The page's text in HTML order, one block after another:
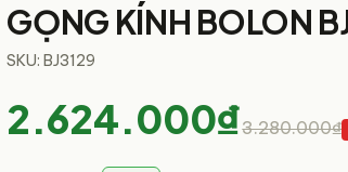
GỌNG KÍNH BOLON
SKU:BJ3129
2.624.000₫3.280.000₫